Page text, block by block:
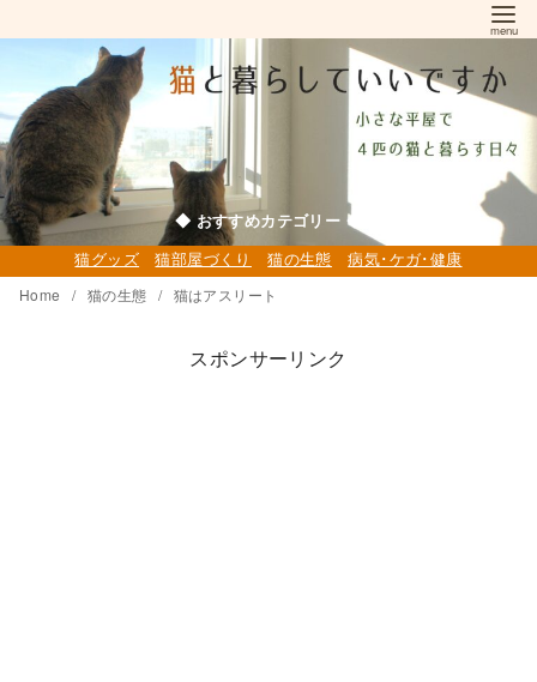
ン
ン
ツ
へ
移
動
◆ おすすめカテゴリー ◆
猫グッズ 猫部屋づくり 猫の生態 病気･ケガ･健康
Home 猫の生態 猫はアスリート
スポンサーリンク